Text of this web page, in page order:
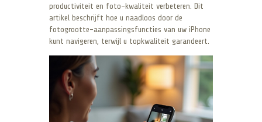
productiviteit en foto-kwaliteit verbeteren. Dit
artikel beschrijft hoe u naadloos door de
fotogrootte-aanpassingsfuncties van uw iPhone
kunt navigeren, terwijl u topkwaliteit garandeert.